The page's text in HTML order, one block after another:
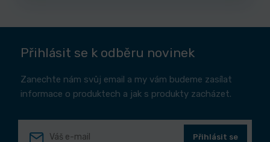
Přihlásit se k odběru novinek
Zanechte nám svůj email a my vám budeme zasílat
informace o produktech a jak s produkty zacházet.
Přihlásit se